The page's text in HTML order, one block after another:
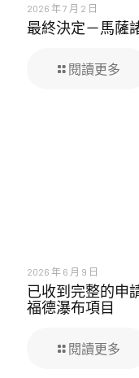
2026 年 7 月 2 日
最終決定－馬薩
閱讀更多
2026 年 6 月 9 日
已收到完整的申
福德瀑布項目
閱讀更多